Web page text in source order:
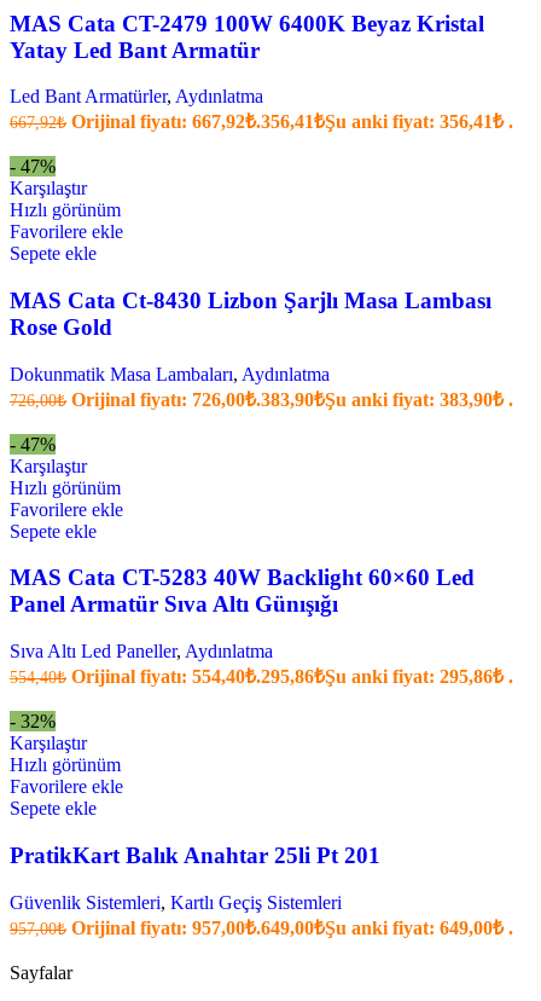
MAS Cata CT-2479 100W 6400K Beyaz Kristal
Yatay Led Bant Armatür
Led Bant Armatürler, Aydınlatma
667,92₺ Orijinal fiyatı: 667,92₺.356,41₺Şu anki fiyat: 356,41₺ .
- 47%
Karşılaştır
Hızlı görünüm
Favorilere ekle
Sepete ekle
MAS Cata Ct-8430 Lizbon Şarjlı Masa Lambası
Rose Gold
Dokunmatik Masa Lambaları, Aydınlatma
726,00₺ Orijinal fiyatı: 726,00₺.383,90₺Şu anki fiyat: 383,90₺ .
- 47%
Karşılaştır
Hızlı görünüm
Favorilere ekle
Sepete ekle
MAS Cata CT-5283 40W Backlight 60×60 Led
Panel Armatür Sıva Altı Günışığı
Sıva Altı Led Paneller, Aydınlatma
554,40₺ Orijinal fiyatı: 554,40₺.295,86₺Şu anki fiyat: 295,86₺ .
- 32%
Karşılaştır
Hızlı görünüm
Favorilere ekle
Sepete ekle
PratikKart Balık Anahtar 25li Pt 201
Güvenlik Sistemleri, Kartlı Geçiş Sistemleri
957,00₺ Orijinal fiyatı: 957,00₺.649,00₺Şu anki fiyat: 649,00₺ .
Sayfalar